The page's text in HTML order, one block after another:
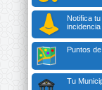
Notifica tu
incidencia
Puntos
Tu